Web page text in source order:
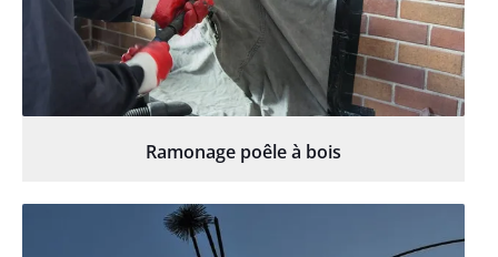
Ramonage poêle à bois